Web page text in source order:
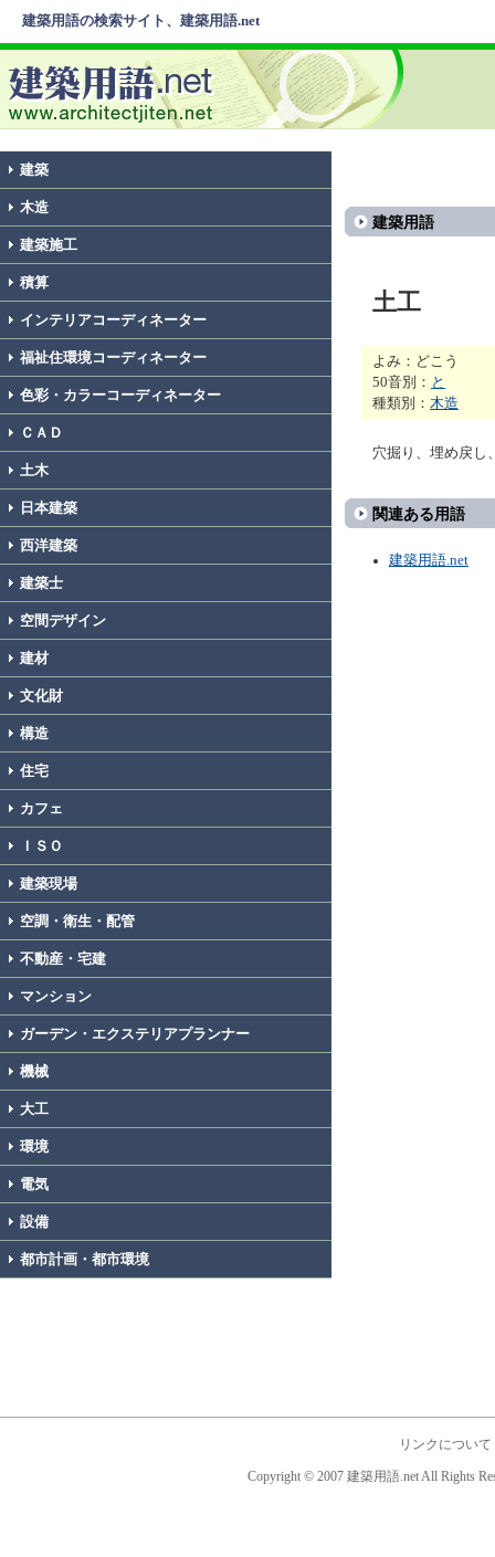
建築用語の検索サイト、建築用語.net
建築
木造
建築施工
積算
インテリアコーディネーター
福祉住環境コーディネーター
色彩・カラーコーディネーター
ＣＡＤ
土木
日本建築
西洋建築
建築士
空間デザイン
建材
文化財
構造
住宅
カフェ
ＩＳＯ
建築現場
空調・衛生・配管
不動産・宅建
マンション
ガーデン・エクステリアプランナー
機械
大工
環境
電気
設備
都市計画・都市環境
建築用語
土工
よみ：どこう
50音別： と
種類別： 木造
穴掘り、埋め戻し
関連ある用語
建築用語.net
リンクについて
Copyright © 2007 建築用語.net All Rights